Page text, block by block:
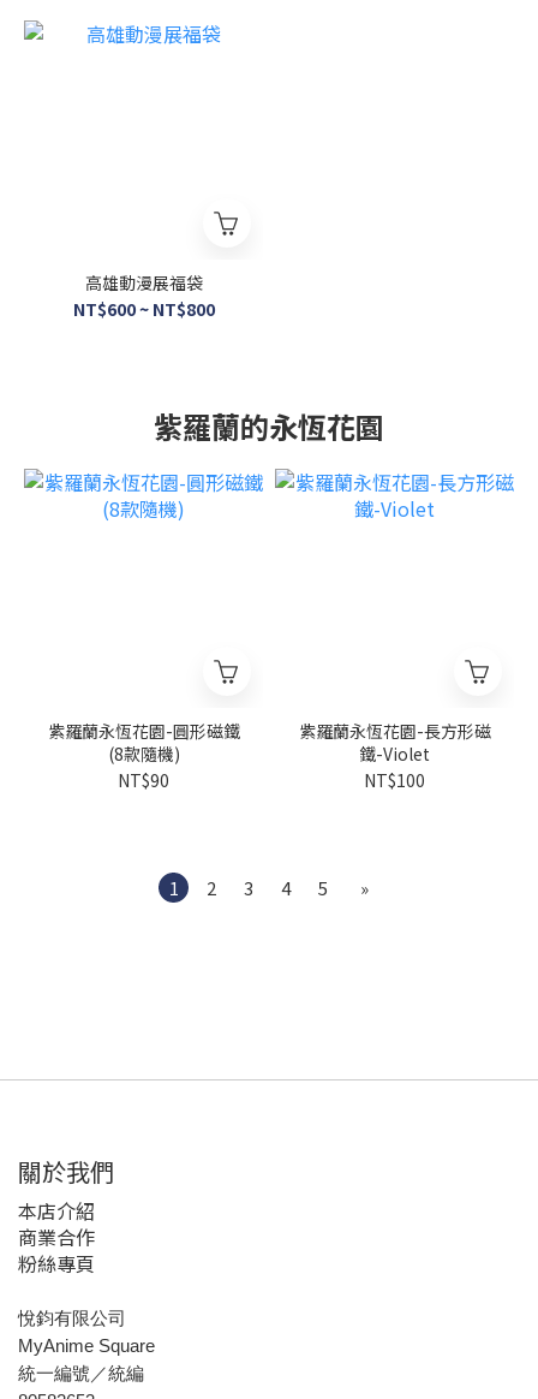
高雄動漫展福袋
NT$600 ~ NT$800
紫羅蘭的永恆花園
紫羅蘭永恆花園-圓形磁鐵
(8款隨機)
NT$90
紫羅蘭永恆花園-長方形磁
鐵-Violet
NT$100
1 2 3 4 5 »
關於我們
本店介紹
商業合作
粉絲專頁
悅鈞有限公司
MyAnime Square
統一編號／統編